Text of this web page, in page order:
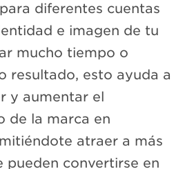
diferentes cuentas
e imagen de tu
mucho tiempo o
resultado, esto ayuda a
y aumentar el
de la marca en
atraer a más
pueden convertirse en